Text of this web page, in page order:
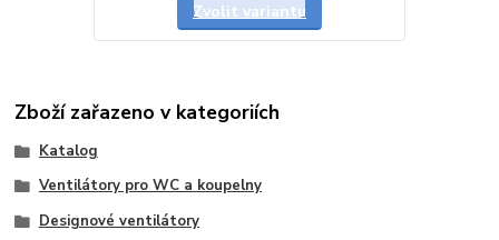
Zvolit variantu
Zboží zařazeno v kategoriích
Katalog
Ventilátory pro WC a koupelny
Designové ventilátory